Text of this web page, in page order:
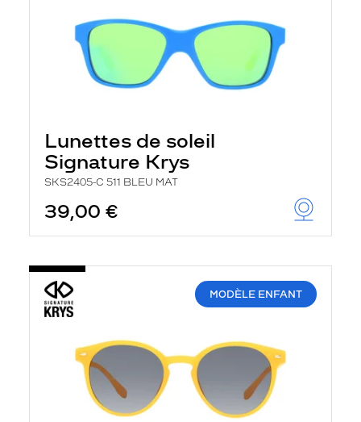
Lunettes de soleil
Signature Krys
SKS2405-C 511 BLEU MAT
39,00 €
MODÈLE ENFANT